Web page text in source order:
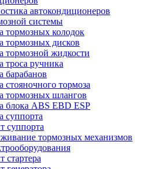
автокондиционеров
системы
тормозных колодок
тормозных дисков
тормозной жидкости
троса ручника
барабанов
стояночного тормоза
тормозных шлангов
блока ABS EBD ESP
суппорта
суппорта
тормозных механизмов
стартера